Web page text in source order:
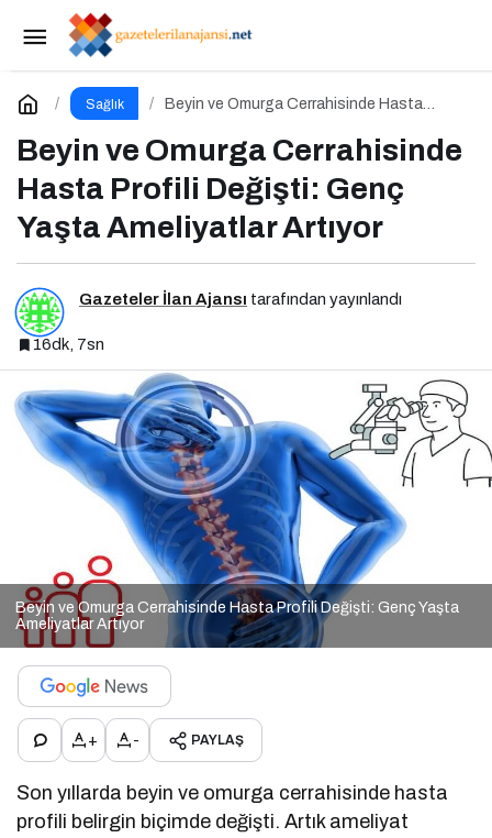
Sağlık
Beyin ve Omurga Cerrahisinde Hasta
Beyin ve Omurga Cerrahisinde
Hasta Profili Değişti: Genç
Yaşta Ameliyatlar Artıyor
Gazeteler İlan Ajansı tarafından yayınlandı
16dk, 7sn
Beyin ve Omurga Cerrahisinde Hasta Profili Değişti: Genç Yaşta
Ameliyatlar Artıyor
+ - PAYLAŞ
Son yıllarda beyin ve omurga cerrahisinde hasta
profili belirgin biçimde değişti. Artık ameliyat
Besin Sinerjisi: Doğru Kombinasyonlarla
Besinlerin Gücünü Artırın
Yorum Yap